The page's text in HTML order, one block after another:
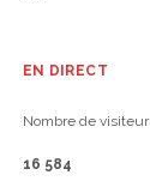
EN DIRECT
Nombre de
16 584